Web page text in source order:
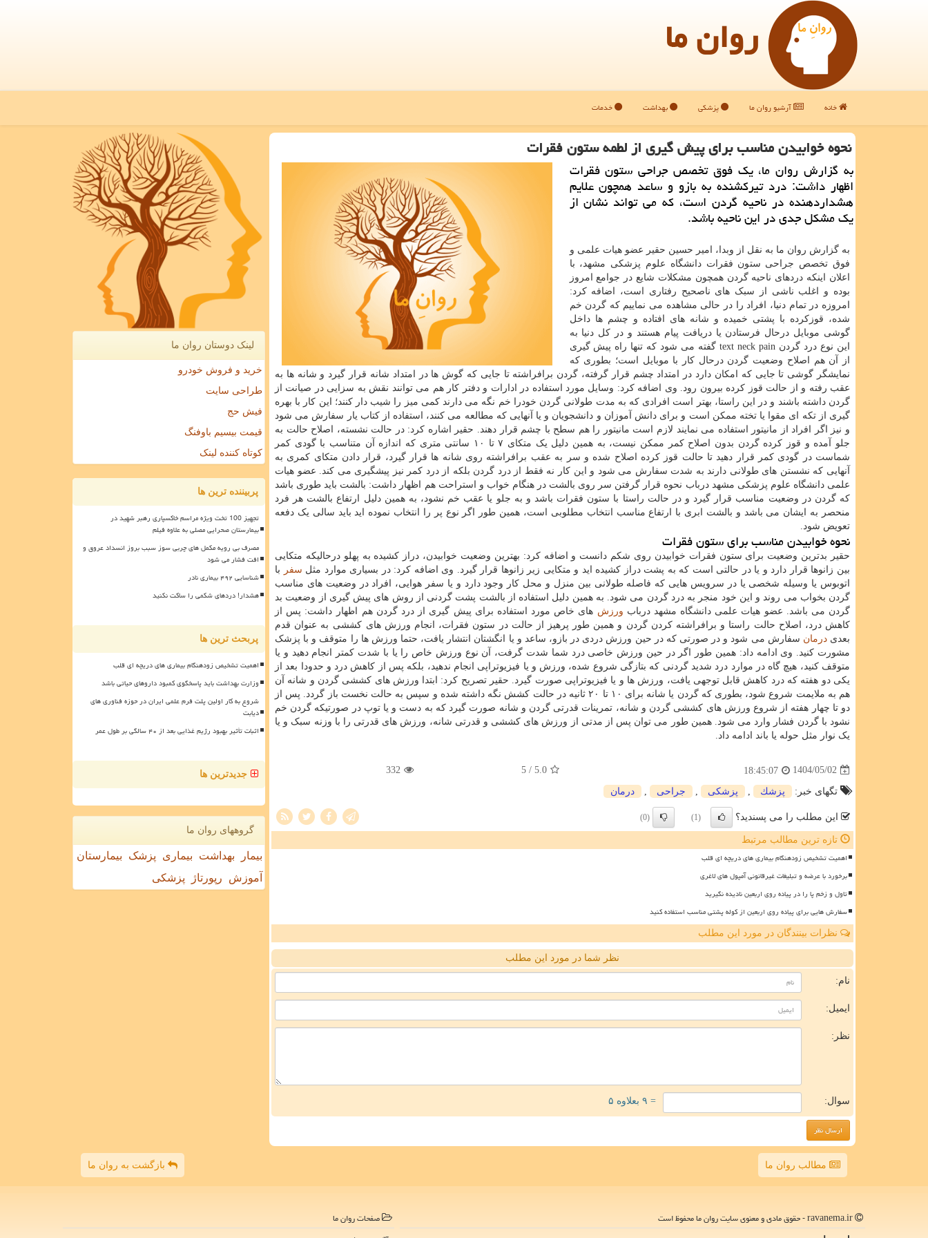
روان ما
خانه آرشیو روان ما پزشکی بهداشت خدمات
نحوه خوابیدن مناسب برای پیش گیری از لطمه ستون فقرات
به گزارش روان ما، یک فوق تخصص جراحی ستون فقرات
اظهار داشت: درد تیرکشنده به بازو و ساعد همچون علایم
هشداردهنده در ناحیه گردن است، که می تواند نشان از
یک مشکل جدی در این ناحیه باشد.
به گزارش روان ما به نقل از وبدا، امیر حسین حقیر عضو هیات علمی و
فوق تخصص جراحی ستون فقرات دانشگاه علوم پزشکی مشهد، با
اعلان اینکه دردهای ناحیه گردن همچون مشکلات شایع در جوامع امروز
بوده و اغلب ناشی از سبک های ناصحیح رفتاری است، اضافه کرد:
امروزه در تمام دنیا، افراد را در حالی مشاهده می نماییم که گردن خم
شده، قوزکرده با پشتی خمیده و شانه های افتاده و چشم ها داخل
گوشی موبایل درحال فرستادن یا دریافت پیام هستند و در کل دنیا به
این نوع درد گردن text neck pain گفته می شود که تنها راه پیش گیری
از آن هم اصلاح وضعیت گردن درحال کار با موبایل است؛ بطوری که
نمایشگر گوشی تا جایی که امکان دارد در امتداد چشم قرار گرفته، گردن برافراشته تا جایی که گوش ها در امتداد شانه قرار گیرد و شانه ها به
عقب رفته و از حالت قوز کرده بیرون رود. وی اضافه کرد: وسایل مورد استفاده در ادارات و دفتر کار هم می توانند نقش به سزایی در صیانت از
گردن داشته باشند و در این راستا، بهتر است افرادی که به مدت طولانی گردن خودرا خم نگه می دارند کمی میز را شیب دار کنند؛ این کار با بهره
گیری از تکه ای مقوا یا تخته ممکن است و برای دانش آموزان و دانشجویان و یا آنهایی که مطالعه می کنند، استفاده از کتاب یار سفارش می شود
و نیز اگر افراد از مانیتور استفاده می نمایند لازم است مانیتور را هم سطح با چشم قرار دهند. حقیر اشاره کرد: در حالت نشسته، اصلاح حالت به
جلو آمده و قوز کرده گردن بدون اصلاح کمر ممکن نیست، به همین دلیل یک متکای ۷ تا ۱۰ سانتی متری که اندازه آن متناسب با گودی کمر
شماست در گودی کمر قرار دهید تا حالت قوز کرده اصلاح شده و سر به عقب برافراشته روی شانه ها قرار گیرد، قرار دادن متکای کمری به
آنهایی که نشستن های طولانی دارند به شدت سفارش می شود و این کار نه فقط از درد گردن بلکه از درد کمر نیز پیشگیری می کند. عضو هیات
علمی دانشگاه علوم پزشکی مشهد درباب نحوه قرار گرفتن سر روی بالشت در هنگام خواب و استراحت هم اظهار داشت: بالشت باید طوری باشد
که گردن در وضعیت مناسب قرار گیرد و در حالت راستا با ستون فقرات باشد و به جلو یا عقب خم نشود، به همین دلیل ارتفاع بالشت هر فرد
منحصر به ایشان می باشد و بالشت ابری با ارتفاع مناسب انتخاب مطلوبی است، همین طور اگر نوع پر را انتخاب نموده اید باید سالی یک دفعه
تعویض شود.
نحوه خوابیدن مناسب برای ستون فقرات
حقیر بدترین وضعیت برای ستون فقرات خوابیدن روی شکم دانست و اضافه کرد: بهترین وضعیت خوابیدن، دراز کشیده به پهلو درحالیکه متکایی
بین زانوها قرار دارد و یا در حالتی است که به پشت دراز کشیده اید و متکایی زیر زانوها قرار گیرد. وی اضافه کرد: در بسیاری موارد مثل سفر
با
اتوبوس یا وسیله شخصی یا در سرویس هایی که فاصله طولانی بین منزل و محل کار وجود دارد و یا سفر هوایی، افراد در وضعیت های مناسب
گردن بخواب می روند و این خود منجر به درد گردن می شود. به همین دلیل استفاده از بالشت پشت گردنی از روش های پیش گیری از وضعیت بد
گردن می باشد. عضو هیات علمی دانشگاه مشهد درباب ورزش های خاص مورد استفاده برای پیش گیری از درد گردن هم اظهار داشت: پس از
کاهش درد، اصلاح حالت راستا و برافراشته کردن گردن و همین طور پرهیز از حالت در ستون فقرات، انجام ورزش های کششی به عنوان قدم
بعدیدرمان سفارش می شود و در صورتی که در حین ورزش دردی در بازو، ساعد و یا انگشتان انتشار یافت، حتما ورزش ها را متوقف و با پزشک
مشورت کنید. وی ادامه داد: همین طور اگر در حین ورزش خاصی درد شما شدت گرفت، آن نوع ورزش خاص را یا با شدت کمتر انجام دهید و یا
متوقف کنید، هیچ گاه در موارد درد شدید گردنی که بتازگی شروع شده، ورزش و یا فیزیوتراپی انجام ندهید، بلکه پس از کاهش درد و حدودا بعد از
یکی دو هفته که درد کاهش قابل توجهی یافت، ورزش ها و یا فیزیوتراپی صورت گیرد. حقیر تصریح کرد: ابتدا ورزش های کششی گردن و شانه آن
هم به ملایمت شروع شود، بطوری که گردن یا شانه برای ۱۰ تا ۲۰ ثانیه در حالت کشش نگه داشته شده و سپس به حالت نخست باز گردد. پس از
دو تا چهار هفته از شروع ورزش های کششی گردن و شانه، تمرینات قدرتی گردن و شانه صورت گیرد که به دست و یا توپ در صورتیکه گردن خم
نشود با گردن فشار وارد می شود. همین طور می توان پس از مدتی از ورزش های کششی و قدرتی شانه، ورزش های قدرتی را با وزنه سبک و یا
یک نوار مثل حوله یا باند ادامه داد.
1404/05/02
18:45:07
5.0
/ 5
332
تگهای خبر: پزشك پزشكی جراحی درمان
این مطلب را می پسندید؟ (1)
(0)
تازه ترین مطالب مرتبط
اهمیت تشخیص زودهنگام بیماری های دریچه ای قلب
برخورد با عرضه و تبلیغات غیرقانونی آمپول های لاغری
تاول و زخم پا را در پیاده روی اربعین نادیده نگیرید
سفارش هایی برای پیاده روی اربعین از کوله پشتی مناسب استفاده کنید
نظرات بینندگان در مورد این مطلب
نظر شما در مورد این مطلب
نام:
ایمیل:
نظر:
سوال: = ۹ بعلاوه ۵
لینک دوستان روان ما
خرید و فروش خودرو
طراحی سایت
فیش حج
قیمت بیسیم باوفنگ
کوتاه کننده لینک
پربیننده ترین ها
تجهیز 100 تخت ویژه مراسم خاکسپاری رهبر شهید در
بیمارستان صحرایی مصلی به علاوه فیلم
مصرف بی رویه مکمل های چربی سوز سبب بروز انسداد عروق و
افت فشار می شود
شناسایی ۴۹۲ بیماری نادر
هشدار! دردهای شکمی را ساکت نکنید
پربحث ترین ها
اهمیت تشخیص زودهنگام بیماری های دریچه ای قلب
وزارت بهداشت باید پاسخگوی کمبود داروهای حیاتی باشد
شروع به کار اولین پلت فرم علمی ایران در حوزه فناوری های
دیابت
اثبات تأثیر بهبود رژیم غذایی بعد از ۴۰ سالگی بر طول عمر
جدیدترین ها
گروههای روان ما
بیمار بهداشت بیماری پزشک
بیمارستان
آموزش
رپورتاژ پزشکی
مطالب روان ما بازگشت به روان ما
صفحات روان ما